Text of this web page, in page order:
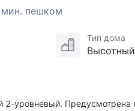
из трех небоскребов,
Раменки на
набережной и
предусмотрена
парк с прогулочными
лобби уровня 5* с
пешком
Тип дома
уровневый. Предусмотрена